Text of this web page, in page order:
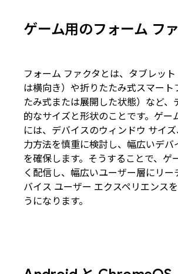
ゲーム用のフォーム フ
フォーム ファクタとは、タブレッ
は横向き）や折りたたみ式スマート
たみ式または展開した状態）など、
的なサイズと形状のことです。ゲー
には、デバイスのウィンドウ サイ
力方法を慎重に検討し、幅広いデバ
を確保します。そうすることで、ゲ
く配信し、幅広いユーザー層にリー
バイス ユーザー エクスペリエンス
うになります。